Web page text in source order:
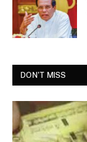
DON'T MISS